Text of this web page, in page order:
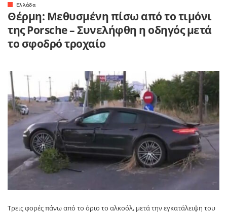
Ελλάδα
Θέρμη: Μεθυσμένη πίσω από το τιμόνι
της Porsche – Συνελήφθη η οδηγός μετά
το σφοδρό τροχαίο
Τρεις φορές πάνω από το όριο το αλκοόλ, μετά την εγκατάλειψη του